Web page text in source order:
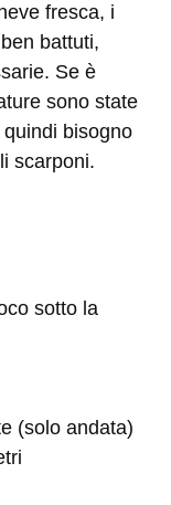
fresca, i
battuti,
Se è
sono state
bisogno
scarponi.
sotto la
(solo andata)